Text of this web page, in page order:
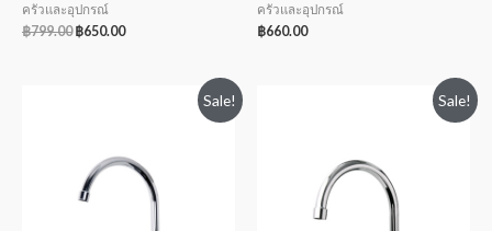
ครัวและอุปกรณ์
฿799.00 ฿650.00
ครัวและอุปกรณ์
฿660.00
Sale! Sale!